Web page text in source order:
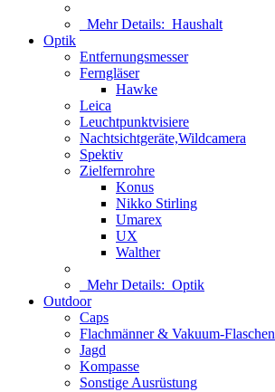
Mehr Details: Haushalt
Optik
Entfernungsmesser
Ferngläser
Hawke
Leica
Leuchtpunktvisiere
Nachtsichtgeräte,Wildcamera
Spektiv
Zielfernrohre
Konus
Nikko Stirling
Umarex
UX
Walther
Mehr Details: Optik
Outdoor
Caps
Flachmänner & Vakuum-Flaschen
Jagd
Kompasse
Sonstige Ausrüstung